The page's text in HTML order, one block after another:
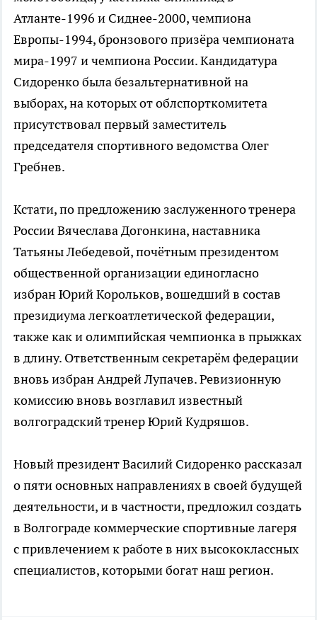
Атланте-1996 и Сиднее-2000, чемпиона
Европы-1994, бронзового призёра чемпионата
мира-1997 и чемпиона России. Кандидатура
Сидоренко была безальтернативной на
выборах, на которых от облспорткомитета
присутствовал первый заместитель
председателя спортивного ведомства Олег
Гребнев.
Кстати, по предложению заслуженного тренера
России Вячеслава Догонкина, наставника
Татьяны Лебедевой, почётным президентом
общественной организации единогласно
избран Юрий Корольков, вошедший в состав
президиума легкоатлетической федерации,
также как и олимпийская чемпионка в прыжках
в длину. Ответственным секретарём федерации
вновь избран Андрей Лупачев. Ревизионную
комиссию вновь возглавил известный
волгоградский тренер Юрий Кудряшов.
Новый президент Василий Сидоренко рассказал
о пяти основных направлениях в своей будущей
деятельности, и в частности, предложил создать
в Волгограде коммерческие спортивные лагеря
с привлечением к работе в них высококлассных
специалистов, которыми богат наш регион.